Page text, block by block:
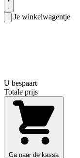
Je winkelwagentje
U bespaart
Totale prijs
Ga naar de kassa